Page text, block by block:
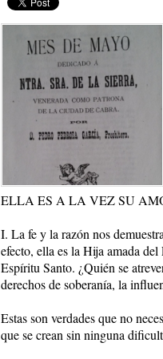
ELLA ES A LA VEZ SU
I. La fe y la razón nos
efecto, ella es la Hija amada
Espíritu Santo. ¿Quién se
derechos de soberanía, la
Estas son verdades que no
que se crean sin ninguna